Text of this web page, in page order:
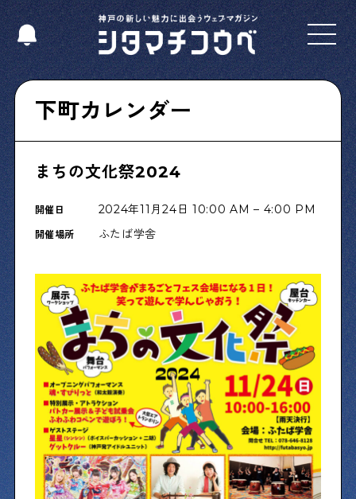
Select Language ▼
Shitamachi NUDIE
下町くらし不動産
物件情報やリノベーション事例を紹介します
下町日記
下町に暮らす人たちに日記を書いてもらいました
下町カレンダー
まちの文化祭2024
開催日 2024年11月24日 10:00 AM – 4:00 PM
開催場所 ふたば学舎